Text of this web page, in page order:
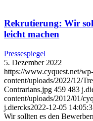
Rekrutierung: Wir
leicht machen
Pressespiegel
5. Dezember 2022
https://www.cyquest.net/wp-
content/uploads/2022/12/
Contrarians.jpg 459 483
content/uploads/2012/01/
j.diercks2022-12-05
Wir sollten es den